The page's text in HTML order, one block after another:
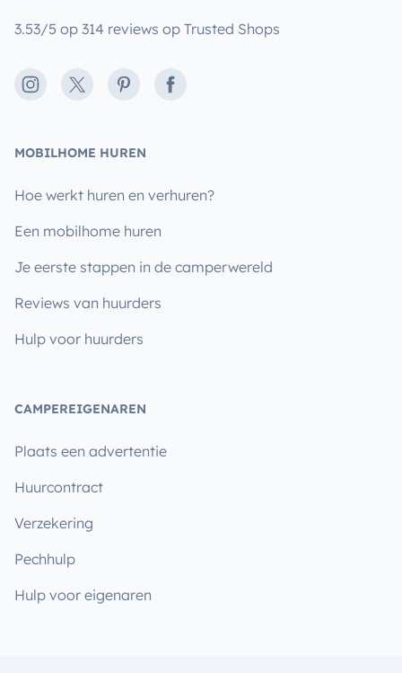
3.53/5 op 314 reviews op Trusted Shops
Instagram
X PinterestFacebook
MOBILHOME HUREN
Hoe werkt huren en verhuren?
Een mobilhome huren
Je eerste stappen in de camperwereld
Reviews van huurders
Hulp voor huurders
CAMPEREIGENAREN
Plaats een advertentie
Huurcontract
Verzekering
Pechhulp
Hulp voor eigenaren